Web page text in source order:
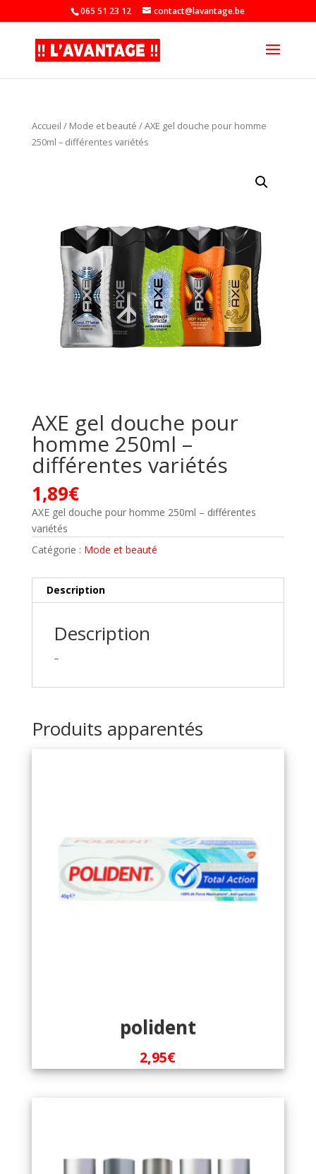
065 51 23 12 contact@lavantage.be
Accueil / Mode et beauté / AXE gel douche pour homme
250ml – différentes variétés
AXE gel douche pour
homme 250ml –
différentes variétés
1,89€
AXE gel douche pour homme 250ml – différentes
variétés
Catégorie : Mode et beauté
Description
Description
–
Produits apparentés
polident
2,95€